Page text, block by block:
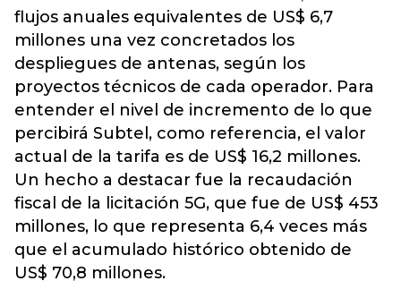
flujos anuales equivalentes de US$ 6,7
millones una vez concretados los
despliegues de antenas, según los
proyectos técnicos de cada operador. Para
entender el nivel de incremento de lo que
percibirá Subtel, como referencia, el valor
actual de la tarifa es de US$ 16,2 millones.
Un hecho a destacar fue la recaudación
fiscal de la licitación 5G, que fue de US$ 453
millones, lo que representa 6,4 veces más
que el acumulado histórico obtenido de
US$ 70,8 millones.